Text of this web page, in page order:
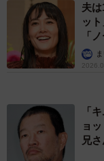
夫
ッ
「
「
ョ
兄さ